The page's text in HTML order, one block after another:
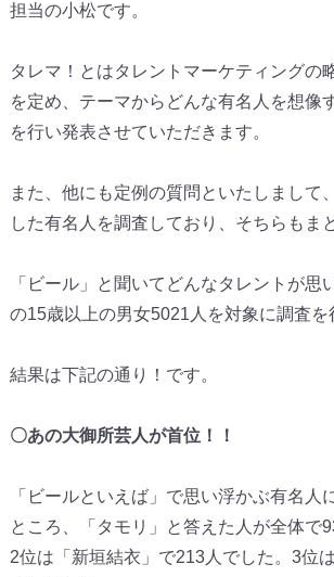
担当の小松です。
タレマ！とはタレントマーケティングの
を定め、テーマからどんな有名人を想像
を行い発表させていただきます。
また、他にも定例の質問といたしまして
した有名人を調査しており、そちらもま
「ビール」と聞いてどんなタレントが思
の15歳以上の男女5021人を対象に調査を
結果は下記の通り！です。
〇あの大御所芸人が首位！！
「ビールといえば」で思い浮かぶ有名人
ところ、「タモリ」と答えた人が全体で
2位は「新垣結衣」で213人でした。3位